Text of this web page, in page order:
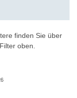
finden Sie über
oben.